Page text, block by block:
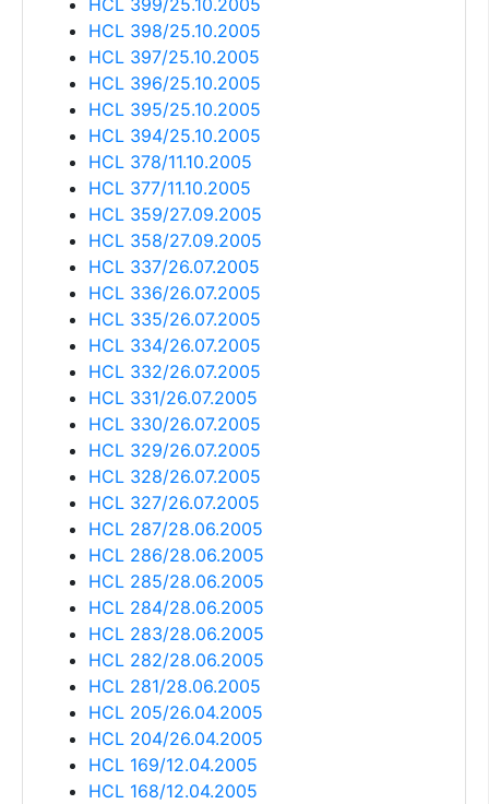
HCL 399/25.10.2005
HCL 398/25.10.2005
HCL 397/25.10.2005
HCL 396/25.10.2005
HCL 395/25.10.2005
HCL 394/25.10.2005
HCL 378/11.10.2005
HCL 377/11.10.2005
HCL 359/27.09.2005
HCL 358/27.09.2005
HCL 337/26.07.2005
HCL 336/26.07.2005
HCL 335/26.07.2005
HCL 334/26.07.2005
HCL 332/26.07.2005
HCL 331/26.07.2005
HCL 330/26.07.2005
HCL 329/26.07.2005
HCL 328/26.07.2005
HCL 327/26.07.2005
HCL 287/28.06.2005
HCL 286/28.06.2005
HCL 285/28.06.2005
HCL 284/28.06.2005
HCL 283/28.06.2005
HCL 282/28.06.2005
HCL 281/28.06.2005
HCL 205/26.04.2005
HCL 204/26.04.2005
HCL 169/12.04.2005
HCL 168/12.04.2005